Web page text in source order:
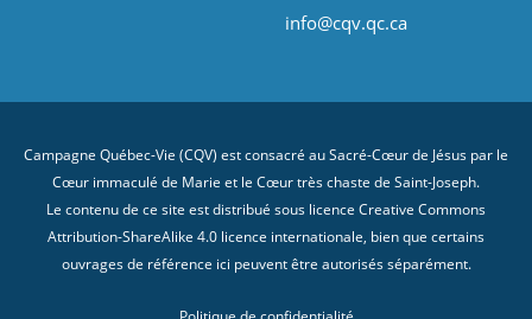
info@cqv.qc.ca
Campagne Québec-Vie (CQV) est consacré au Sacré-Cœur de Jésus par le
Cœur immaculé de Marie et le Cœur très chaste de Saint-Joseph.
Le contenu de ce site est distribué sous licence Creative Commons
Attribution-ShareAlike 4.0 licence internationale , bien que certains
ouvrages de référence ici peuvent être autorisés séparément.